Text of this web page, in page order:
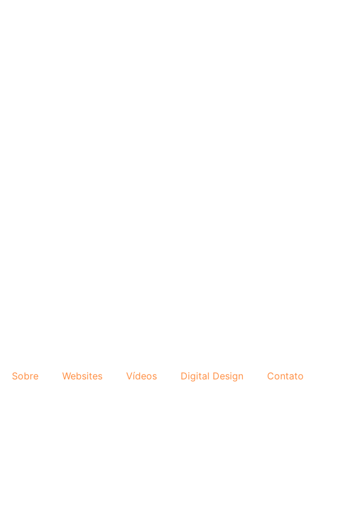
Sobre Websites Vídeos Digital Design Contato